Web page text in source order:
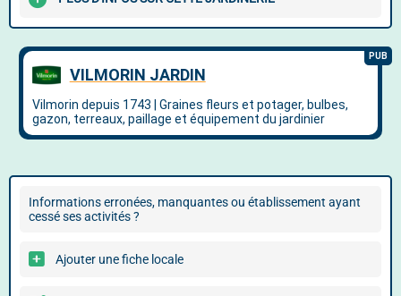
Informations erronées, manquantes ou établissement ayant
cessé ses activités ?
Ajouter une fiche locale